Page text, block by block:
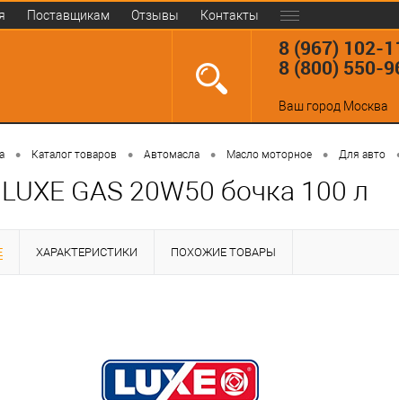
Поставщикам Отзывы Контакты
8 (967) 102-
8 (800) 550-
Ваш город Москва
• Каталог товаров • Автомасла • Масло моторное • Для авто
GAS 20W50 бочка 100 л
ХАРАКТЕРИСТИКИ ПОХОЖИЕ ТОВАРЫ